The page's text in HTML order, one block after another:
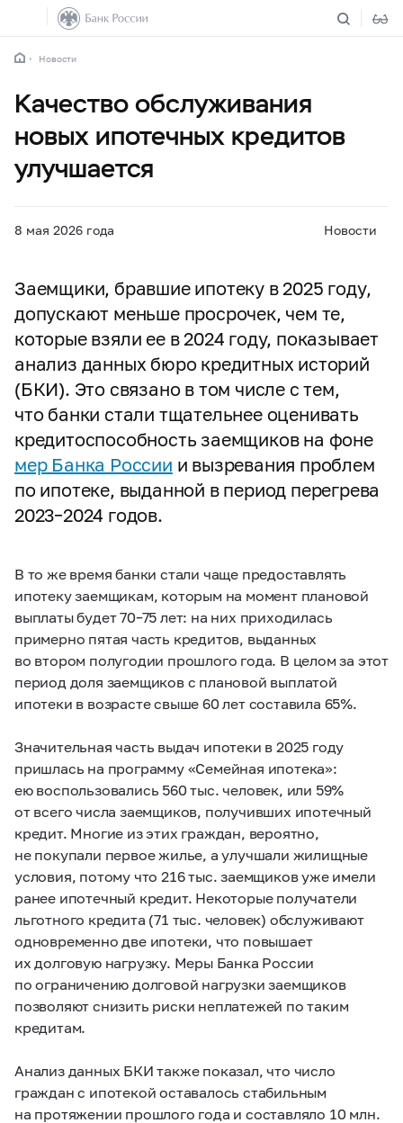
Новости
Качество обслуживания
новых ипотечных кредитов
улучшается
8 мая 2026 года Новости
Заемщики, бравшие ипотеку в 2025 году,
допускают меньше просрочек, чем те,
которые взяли ее в 2024 году, показывает
анализ данных бюро кредитных историй
(БКИ). Это связано в том числе с тем,
что банки стали тщательнее оценивать
кредитоспособность заемщиков на фоне
мер Банка России и вызревания проблем
по ипотеке, выданной в период перегрева
2023–2024 годов.
В то же время банки стали чаще предоставлять
ипотеку заемщикам, которым на момент плановой
выплаты будет 70–75 лет: на них приходилась
примерно пятая часть кредитов, выданных
во втором полугодии прошлого года. В целом за этот
период доля заемщиков с плановой выплатой
ипотеки в возрасте свыше 60 лет составила 65%.
Значительная часть выдач ипотеки в 2025 году
пришлась на программу «Семейная ипотека»:
ею воспользовались 560 тыс. человек, или 59%
от всего числа заемщиков, получивших ипотечный
кредит. Многие из этих граждан, вероятно,
не покупали первое жилье, а улучшали жилищные
условия, потому что 216 тыс. заемщиков уже имели
ранее ипотечный кредит. Некоторые получатели
льготного кредита (71 тыс. человек) обслуживают
одновременно две ипотеки, что повышает
их долговую нагрузку. Меры Банка России
по ограничению долговой нагрузки заемщиков
позволяют снизить риски неплатежей по таким
кредитам.
Анализ данных БКИ также показал, что число
граждан с ипотекой оставалось стабильным
на протяжении прошлого года и составляло 10 млн.